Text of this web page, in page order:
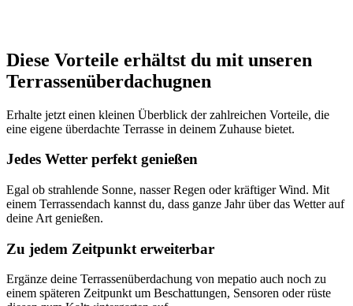
Diese Vorteile erhältst du mit unseren
Terrassenüberdachugnen
Erhalte jetzt einen kleinen Überblick der zahlreichen Vorteile, die
eine eigene überdachte Terrasse in deinem Zuhause bietet.
Jedes Wetter perfekt genießen
Egal ob strahlende Sonne, nasser Regen oder kräftiger Wind. Mit
einem Terrassendach kannst du, dass ganze Jahr über das Wetter auf
deine Art genießen.
Zu jedem Zeitpunkt erweiterbar
Ergänze deine Terrassenüberdachung von mepatio auch noch zu
einem späteren Zeitpunkt um Beschattungen, Sensoren oder rüste